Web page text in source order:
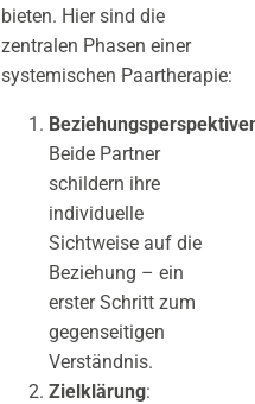
bieten. Hier sind die
zentralen Phasen einer
systemischen Paartherapie:
Beide Partner
schildern ihre
individuelle
Sichtweise auf die
Beziehung – ein
erster Schritt zum
gegenseitigen
Verständnis.
Zielklärung: